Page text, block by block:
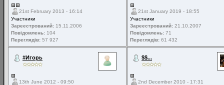
21st February 2013 - 16:14
Участники
Зареєстрований: 15.11.2006
Повідомлень: 104
Переглядів: 57 927
21st January 2019 - 18:55
Участники
Зареєстрований: 21.10.2007
Повідомлень: 71
Переглядів: 61 432
#Игорь
13th June 2012 - 09:50
$$...
2nd December 2010 - 17:31